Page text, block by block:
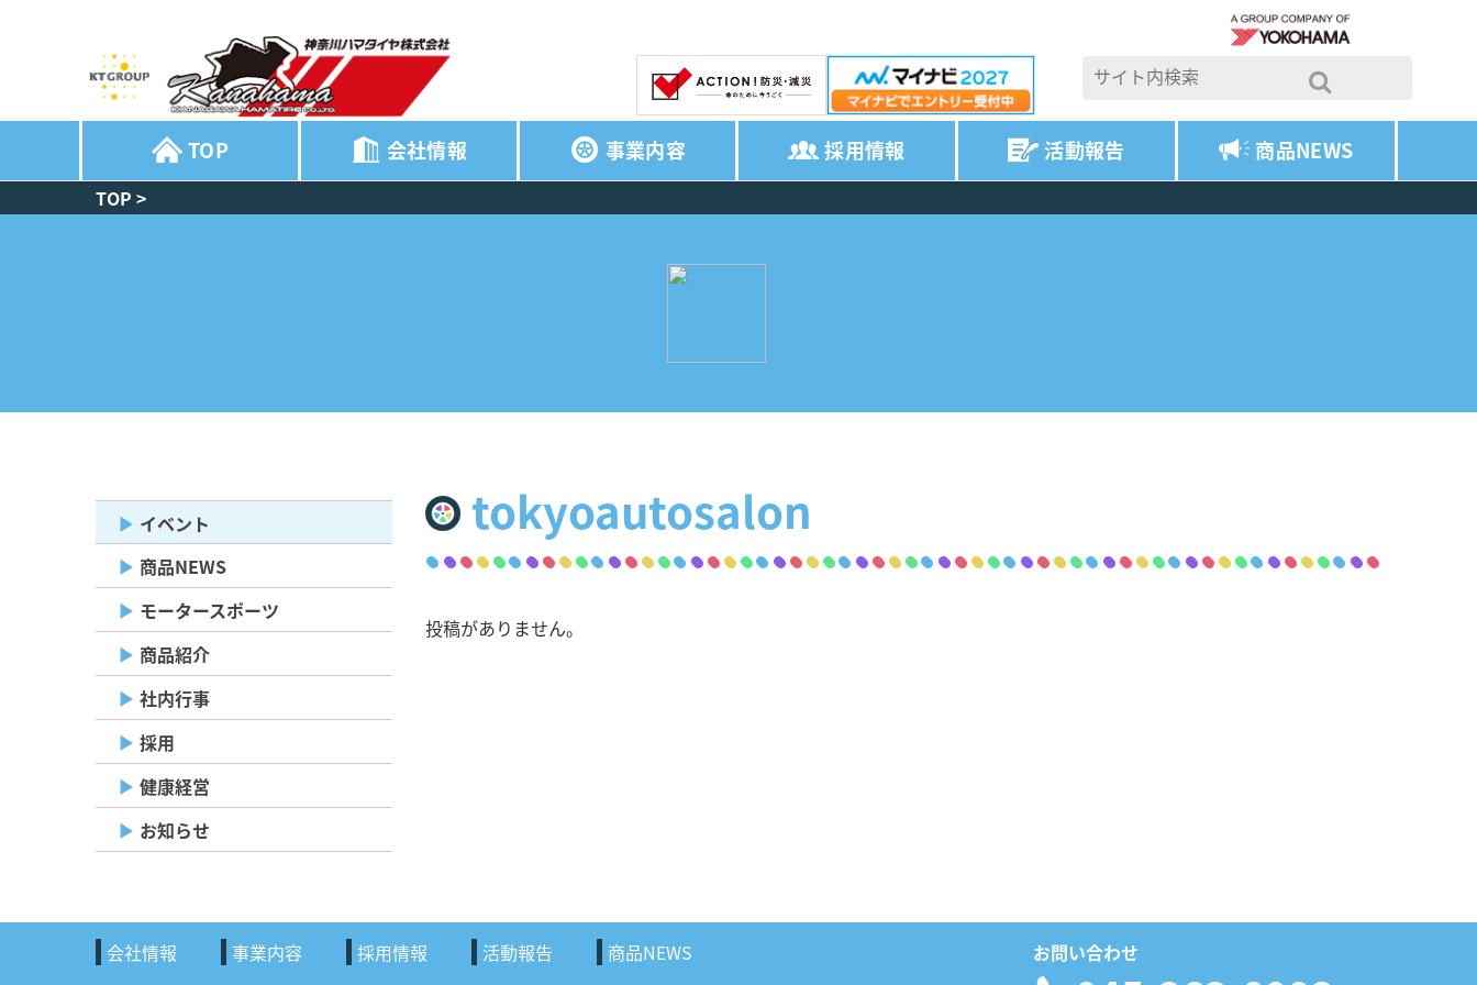
TOP 会社情報 事業内容 採用情報 活動報告 商品NEWS
TOP >
イベント
商品NEWS
モータースポーツ
商品紹介
社内行事
採用
健康経営
お知らせ
tokyoautosalon
投稿がありません。
会社情報 事業内容 採用情報 活動報告 商品NEWS お問い合わせ